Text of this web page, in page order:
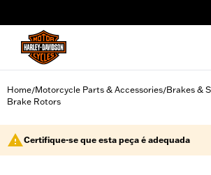
Home/Motorcycle Parts & Accessories/Brakes &
Brake Rotors
Certifique-se que esta peça é adequada